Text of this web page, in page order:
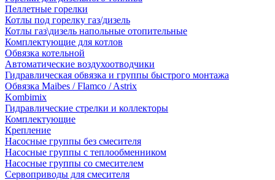
Пеллетные горелки
Котлы под горелку газ/дизель
Котлы газ\дизель напольные отопительные
Комплектующие для котлов
Обвязка котельной
Автоматические воздухоотводчики
Гидравлическая обвязка и группы быстрого монтажа
Обвязка Maibes / Flamco / Astrix
Kombimix
Гидравлические стрелки и коллекторы
Комплектующие
Крепление
Насосные группы без смесителя
Насосные группы с теплообменником
Насосные группы со смесителем
Сервоприводы для смесителя